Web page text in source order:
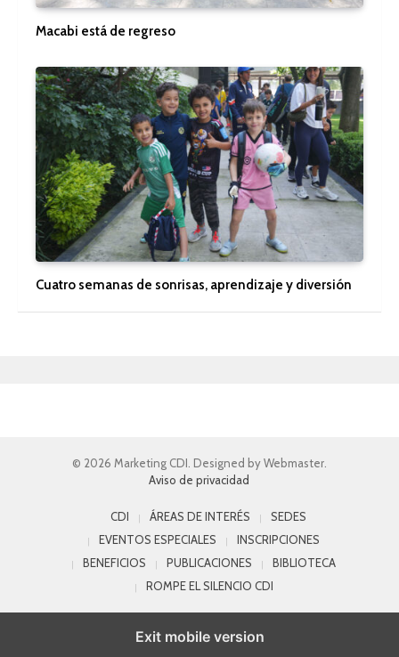
Macabi está de regreso
Cuatro semanas de sonrisas, aprendizaje y diversión
© 2026 Marketing CDI. Designed by Webmaster.
Aviso de privacidad
CDI ÁREAS DE INTERÉS
SEDES
EVENTOS ESPECIALES
INSCRIPCIONES
BENEFICIOS
PUBLICACIONES
BIBLIOTECA
ROMPE EL SILENCIO CDI
Exit mobile version